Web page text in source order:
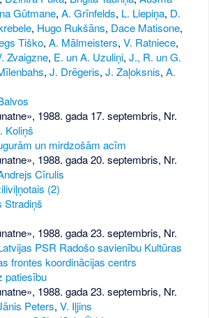
Gūtmane, A. Grīnfelds, L. Liepiņa, D.
, Hugo Rukšāns, Dace Matisone,
Tiško, A. Mālmeisters, V. Ratniece,
Zvaigzne, E. un A. Uzuliņi, J., R. un G.
, J. Drēgeris, J. Zaļoksnis, A.
1988. gada 17. septembris, Nr.
Koliņš
un mirdzošām acīm
1988. gada 20. septembris, Nr.
Cīrulis
(2)
Stradiņš
1988. gada 23. septembris, Nr.
PSR Radošo savienību Kultūras
frontes koordinācijas centrs
patiesību
1988. gada 23. septembris, Nr.
Peters, V. Iļjins